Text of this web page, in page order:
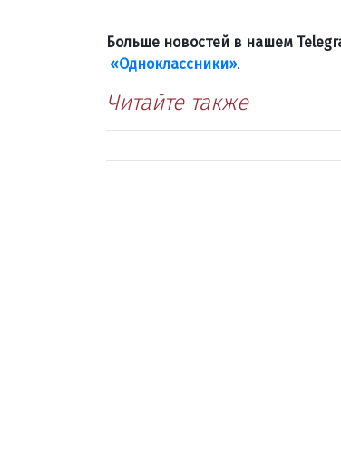
Больше новостей в нашем
«Одноклассники».
Читайте также